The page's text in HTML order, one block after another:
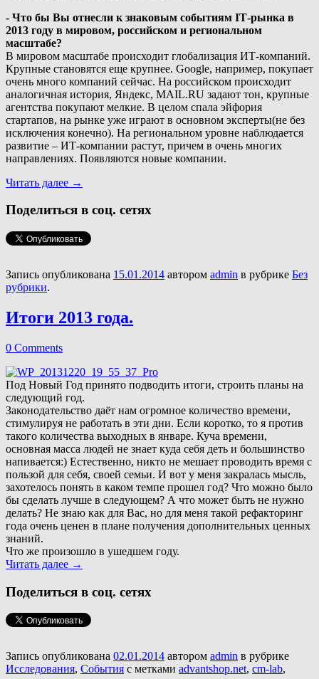
- Что бы Вы отнесли к знаковым событиям IТ-рынка в
2013 году в мировом, российском и региональном
масштабе?
В мировом масштабе происходит глобализация ИТ-компаний.
Крупные становятся еще крупнее. Google, например, покупает
очень много компаний сейчас. На российском происходит
аналогичная история, Яндекс, MAIL.RU задают тон, крупные
агентства покупают мелкие. В целом спала эйфория
стартапов, на рынке уже играют в основном эксперты(не без
исключения конечно). На региональном уровне наблюдается
развитие – ИТ-компании растут, причем в очень многих
направлениях. Появляются новые компании.
Читать далее →
Поделиться в соц. сетях
Запись опубликована 15.01.2014 автором admin в рубрике Без
рубрики.
Итоги 2013 года.
0 Comments
Под Новый Год принято подводить итоги, строить планы на
следующий год.
Законодательство даёт нам огромное количество времени,
стимулируя не работать в эти дни. Если коротко, то я против
такого количества выходных в январе. Куча времени,
основная масса людей не знает куда себя деть и большинство
напивается:) Естественно, никто не мешает проводить время с
пользой для себя, своей семьи. И вот у меня закралась мысль,
захотелось понять в каком темпе прошел год? Что можно было
бы сделать лучше в следующем? А что может быть не нужно
делать? Не знаю как для Вас, но для меня такой рефакторинг
года очень ценен в плане получения дополнительных ценных
знаний.
Что же произошло в ушедшем году.
Читать далее →
Поделиться в соц. сетях
Запись опубликована 02.01.2014 автором admin в рубрике
Исследования, События с метками advantshop.net, cm-lab,